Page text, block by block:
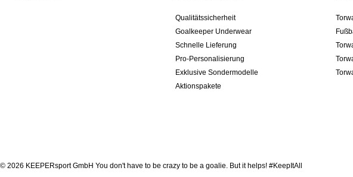
Qualitätssicherheit
Goalkeeper Underwear
Schnelle Lieferung
Pro-Personalisierung
Exklusive Sondermodelle
Aktionspakete
© 2026 KEEPERsport GmbH You don't have to be crazy to be a goalie. But it helps! #KeepItAll